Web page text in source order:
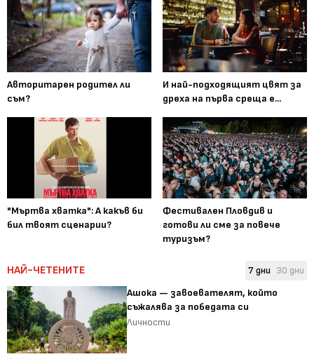
Авторитарен родител ли
съм?
И най-подходящият цвят за
дреха на първа среща е...
"Мъртва хватка": А какъв би
бил твоят сценарии?
Фестивален Пловдив и
готови ли сме за повече
туризъм?
НАЙ-ЧЕТЕНИТЕ 7 дни 30 дни
Ашока — завоевателят, който
съжалява за победата си
Личности